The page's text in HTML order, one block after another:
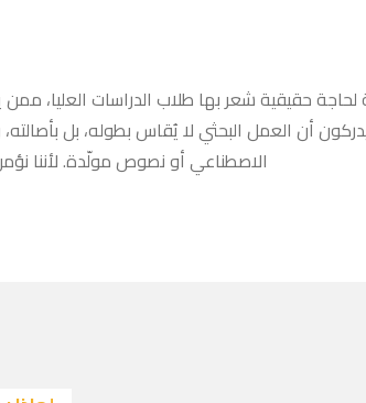
حقيقية شعر بها طلاب الدراسات العليا،
ويدركون أن العمل البحثي لا يُقاس بطوله، بل
الاصطناعي أو نصوص مولّدة. لأننا